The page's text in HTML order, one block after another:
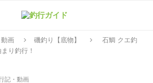
画 磯釣り【底物】
石鯛 クエ釣
り釣行！
記・動画